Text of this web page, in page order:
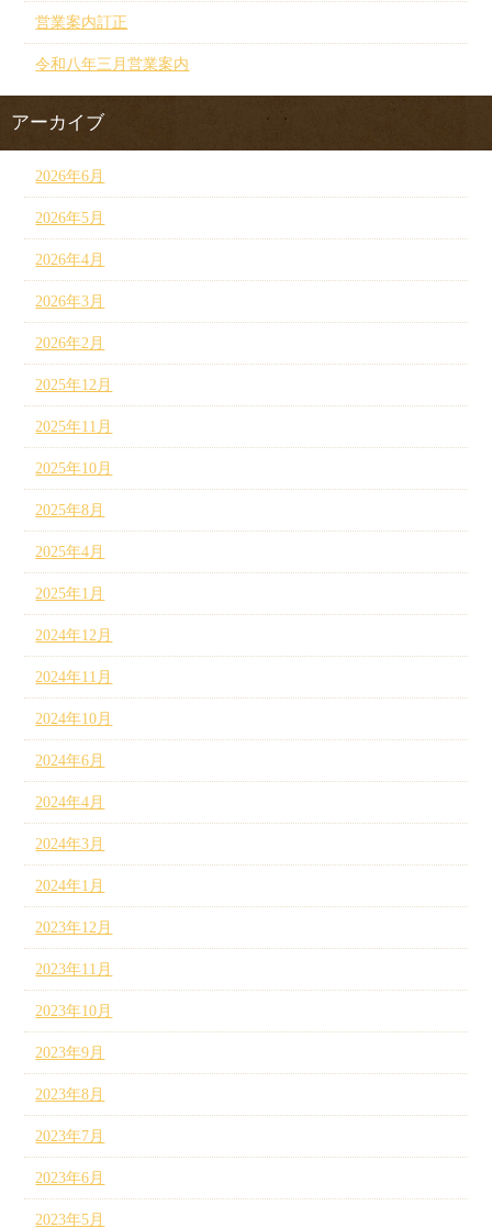
営業案内訂正
令和八年三月営業案内
アーカイブ
2026年6月
2026年5月
2026年4月
2026年3月
2026年2月
2025年12月
2025年11月
2025年10月
2025年8月
2025年4月
2025年1月
2024年12月
2024年11月
2024年10月
2024年6月
2024年4月
2024年3月
2024年1月
2023年12月
2023年11月
2023年10月
2023年9月
2023年8月
2023年7月
2023年6月
2023年5月